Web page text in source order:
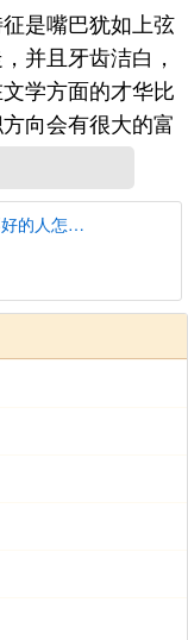
是嘴巴犹如上弦
并且牙齿洁白，
学方面的才华比
向会有很大的富
到了晚年，也会
挺的话，表示
自己的事业没有
帮助自己丈夫的
断的奋斗，不断
种面相的女人还
己的男朋友的运
。
的女性面相往
然而，无论面相
。相术或许能给
，始终还是她自
面相不好的人人品也不会好,面相不好的人怎么办